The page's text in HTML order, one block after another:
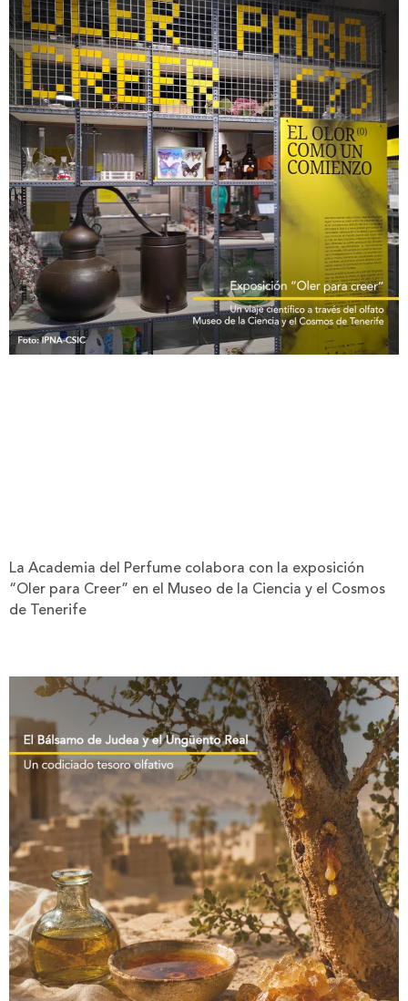
La Academia del Perfume colabora con la exposición
“Oler para Creer” en el Museo de la Ciencia y el Cosmos
de Tenerife